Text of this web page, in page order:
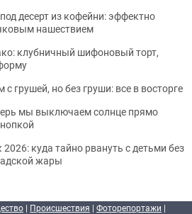
десерт из кофейни: эффектно
нашествием
клубничный шифоновый торт,
с грушей, но без груши: все в восторге
мы выключаем солнце прямо
куда тайно рвануть с детьми без
адской жары
| Происшествия | Фоторепортажи |